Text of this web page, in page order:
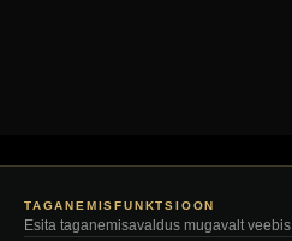
TAGANEMISFUNKTSIOON
Esita taganemisavaldus mugavalt veebis.